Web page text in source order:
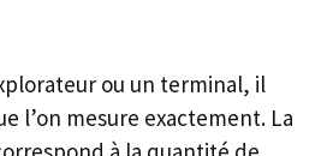
ou un terminal, il
l’on mesure exactement. La